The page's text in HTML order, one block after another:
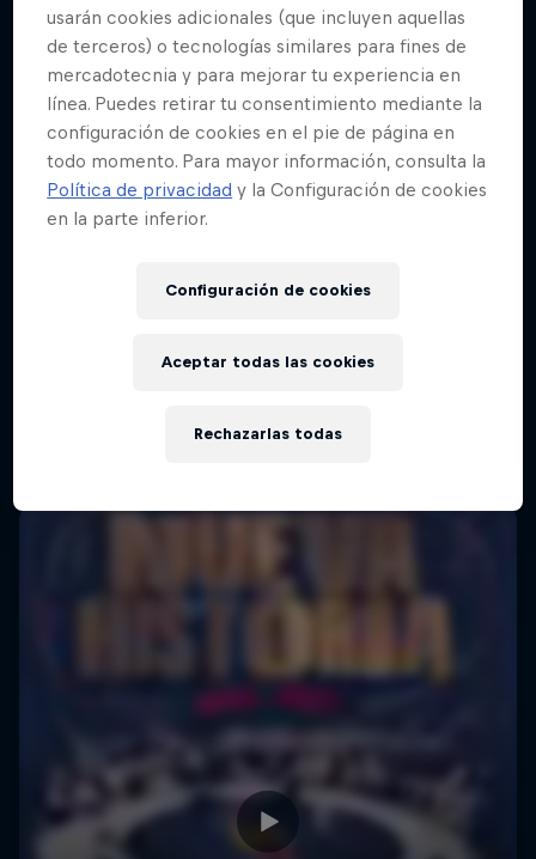
Red Bull Batalla Final Torneo de Plazas
19 Septiembre 2026
usarán cookies adicionales (que incluyen aquellas
de terceros) o tecnologías similares para fines de
mercadotecnia y para mejorar tu experiencia en
línea. Puedes retirar tu consentimiento mediante la
configuración de cookies en el pie de página en
todo momento. Para mayor información, consulta la
Política de privacidad y la Configuración de cookies
en la parte inferior.
Configuración de cookies
Rechazarlas todas
Aceptar todas las cookies